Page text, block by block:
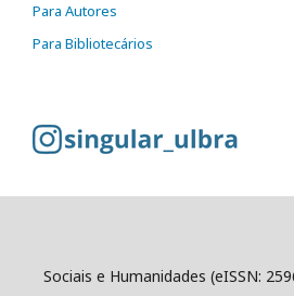
Para Autores
Para Bibliotecários
Sociais e Humanidades (eISSN: